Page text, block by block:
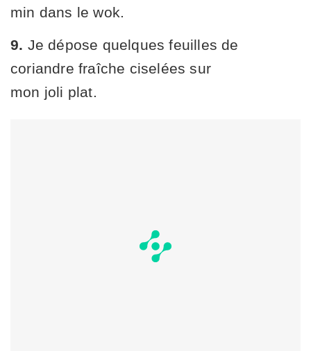
min dans le wok.
9. Je dépose quelques feuilles de
coriandre fraîche ciselées sur
mon joli plat.